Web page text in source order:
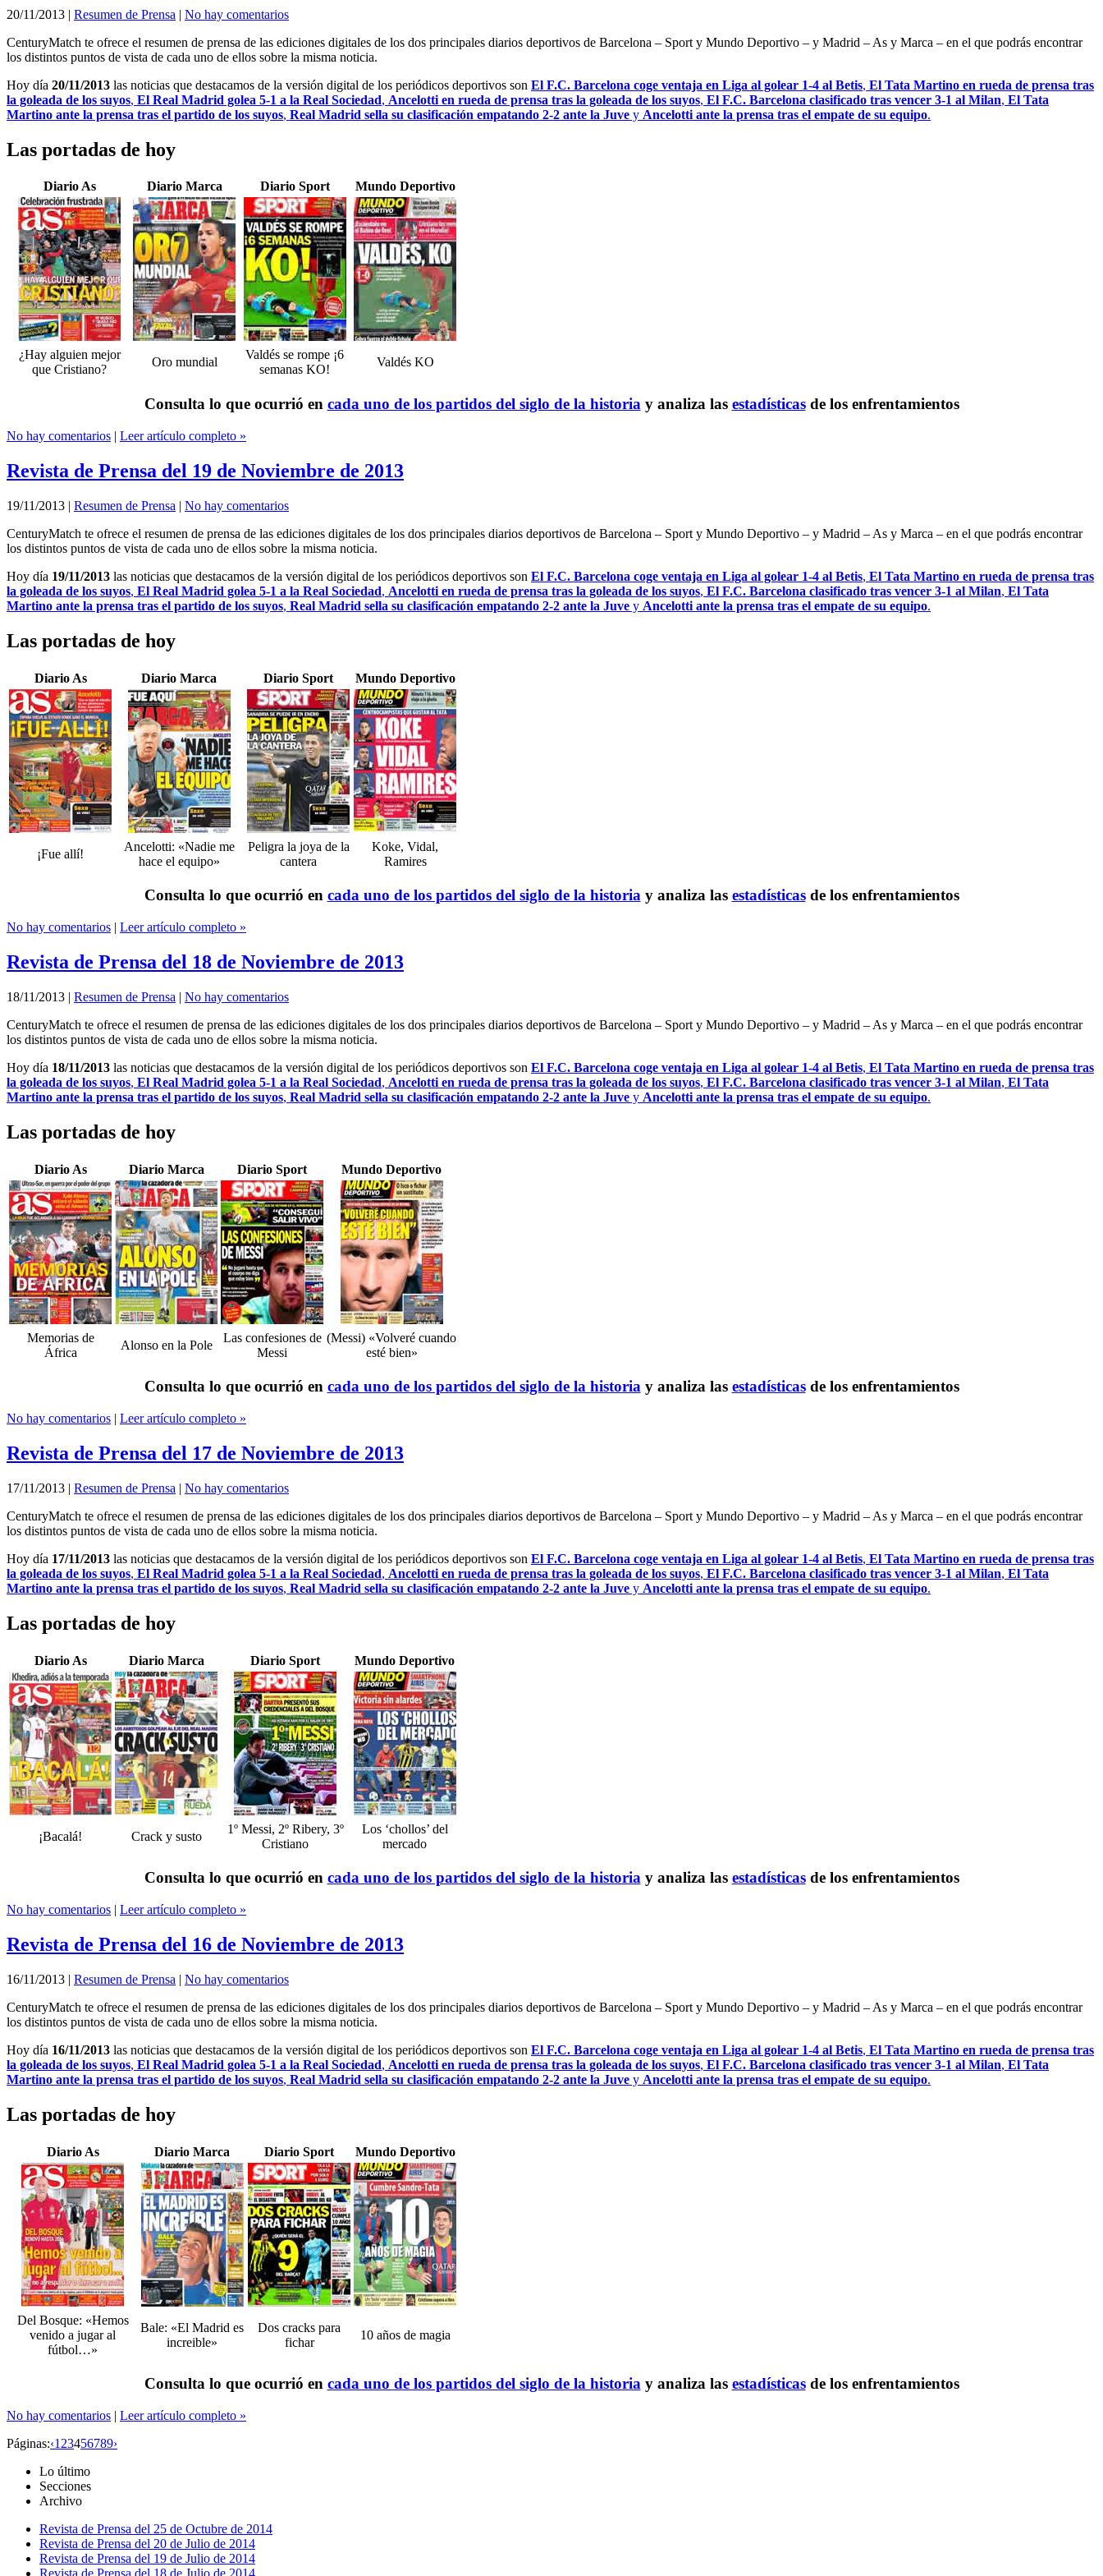
20/11/2013 | Resumen de Prensa | No hay comentarios
CenturyMatch te ofrece el resumen de prensa de las ediciones digitales de los dos principales diarios deportivos de Barcelona – Sport y Mundo Deportivo – y Madrid – As y Marca – en el que podrás encontrar
los distintos puntos de vista de cada uno de ellos sobre la misma noticia.
Hoy día 20/11/2013 las noticias que destacamos de la versión digital de los periódicos deportivos son El F.C. Barcelona coge ventaja en Liga al golear 1-4 al Betis, El Tata Martino en rueda de prensa tras
la goleada de los suyos, El Real Madrid golea 5-1 a la Real Sociedad, Ancelotti en rueda de prensa tras la goleada de los suyos, El F.C. Barcelona clasificado tras vencer 3-1 al Milan, El Tata
Martino ante la prensa tras el partido de los suyos, Real Madrid sella su clasificación empatando 2-2 ante la Juve y Ancelotti ante la prensa tras el empate de su equipo.
Las portadas de hoy
Diario As Diario Marca Diario Sport Mundo Deportivo
¿Hay alguien mejor
que Cristiano?
Oro mundial
Valdés se rompe ¡6
semanas KO!
Valdés KO
Consulta lo que ocurrió en cada uno de los partidos del siglo de la historia y analiza las estadísticasde los enfrentamientos
No hay comentarios | Leer artículo completo »
Revista de Prensa del 19 de Noviembre de 2013
19/11/2013 | Resumen de Prensa | No hay comentarios
CenturyMatch te ofrece el resumen de prensa de las ediciones digitales de los dos principales diarios deportivos de Barcelona – Sport y Mundo Deportivo – y Madrid – As y Marca – en el que podrás encontrar
los distintos puntos de vista de cada uno de ellos sobre la misma noticia.
Hoy día 19/11/2013 las noticias que destacamos de la versión digital de los periódicos deportivos son El F.C. Barcelona coge ventaja en Liga al golear 1-4 al Betis, El Tata Martino en rueda de prensa tras
la goleada de los suyos, El Real Madrid golea 5-1 a la Real Sociedad, Ancelotti en rueda de prensa tras la goleada de los suyos, El F.C. Barcelona clasificado tras vencer 3-1 al Milan, El Tata
Martino ante la prensa tras el partido de los suyos, Real Madrid sella su clasificación empatando 2-2 ante la Juve y Ancelotti ante la prensa tras el empate de su equipo.
Las portadas de hoy
Diario As Diario Marca Diario Sport Mundo Deportivo
¡Fue allí!
Ancelotti: «Nadie me
hace el equipo»
Peligra la joya de la
cantera
Koke, Vidal,
Ramires
Consulta lo que ocurrió en cada uno de los partidos del siglo de la historiay analiza las estadísticasde los enfrentamientos
No hay comentarios | Leer artículo completo »
Revista de Prensa del 18 de Noviembre de 2013
18/11/2013 | Resumen de Prensa | No hay comentarios
CenturyMatch te ofrece el resumen de prensa de las ediciones digitales de los dos principales diarios deportivos de Barcelona – Sport y Mundo Deportivo – y Madrid – As y Marca – en el que podrás encontrar
los distintos puntos de vista de cada uno de ellos sobre la misma noticia.
Hoy día 18/11/2013 las noticias que destacamos de la versión digital de los periódicos deportivos son El F.C. Barcelona coge ventaja en Liga al golear 1-4 al Betis, El Tata Martino en rueda de prensa tras
la goleada de los suyos, El Real Madrid golea 5-1 a la Real Sociedad, Ancelotti en rueda de prensa tras la goleada de los suyos, El F.C. Barcelona clasificado tras vencer 3-1 al Milan, El Tata
Martino ante la prensa tras el partido de los suyos, Real Madrid sella su clasificación empatando 2-2 ante la Juve y Ancelotti ante la prensa tras el empate de su equipo.
Las portadas de hoy
Diario As Diario Marca Diario Sport Mundo Deportivo
Memorias de
África
Alonso en la Pole
Las confesiones de
Messi
(Messi) «Volveré cuando
esté bien»
Consulta lo que ocurrió en cada uno de los partidos del siglo de la historiay analiza las estadísticasde los enfrentamientos
No hay comentarios | Leer artículo completo »
Revista de Prensa del 17 de Noviembre de 2013
17/11/2013 | Resumen de Prensa | No hay comentarios
CenturyMatch te ofrece el resumen de prensa de las ediciones digitales de los dos principales diarios deportivos de Barcelona – Sport y Mundo Deportivo – y Madrid – As y Marca – en el que podrás encontrar
los distintos puntos de vista de cada uno de ellos sobre la misma noticia.
Hoy día 17/11/2013 las noticias que destacamos de la versión digital de los periódicos deportivos son El F.C. Barcelona coge ventaja en Liga al golear 1-4 al Betis, El Tata Martino en rueda de prensa tras
la goleada de los suyos, El Real Madrid golea 5-1 a la Real Sociedad, Ancelotti en rueda de prensa tras la goleada de los suyos, El F.C. Barcelona clasificado tras vencer 3-1 al Milan, El Tata
Martino ante la prensa tras el partido de los suyos, Real Madrid sella su clasificación empatando 2-2 ante la Juve y Ancelotti ante la prensa tras el empate de su equipo.
Las portadas de hoy
Diario As Diario Marca Diario Sport Mundo Deportivo
¡Bacalá! Crack y susto
1º Messi, 2º Ribery, 3º
Cristiano
Los ‘chollos’ del
mercado
Consulta lo que ocurrió en cada uno de los partidos del siglo de la historiay analiza las estadísticasde los enfrentamientos
No hay comentarios | Leer artículo completo »
Revista de Prensa del 16 de Noviembre de 2013
16/11/2013 | Resumen de Prensa | No hay comentarios
CenturyMatch te ofrece el resumen de prensa de las ediciones digitales de los dos principales diarios deportivos de Barcelona – Sport y Mundo Deportivo – y Madrid – As y Marca – en el que podrás encontrar
los distintos puntos de vista de cada uno de ellos sobre la misma noticia.
Hoy día 16/11/2013 las noticias que destacamos de la versión digital de los periódicos deportivos son El F.C. Barcelona coge ventaja en Liga al golear 1-4 al Betis, El Tata Martino en rueda de prensa tras
la goleada de los suyos, El Real Madrid golea 5-1 a la Real Sociedad, Ancelotti en rueda de prensa tras la goleada de los suyos, El F.C. Barcelona clasificado tras vencer 3-1 al Milan, El Tata
Martino ante la prensa tras el partido de los suyos, Real Madrid sella su clasificación empatando 2-2 ante la Juve y Ancelotti ante la prensa tras el empate de su equipo.
Las portadas de hoy
Diario As Diario Marca Diario Sport Mundo Deportivo
Del Bosque: «Hemos
venido a jugar al
fútbol…»
Bale: «El Madrid es
increible»
Dos cracks para
fichar
10 años de magia
Consulta lo que ocurrió en cada uno de los partidos del siglo de la historiay analiza las estadísticasde los enfrentamientos
No hay comentarios | Leer artículo completo »
Páginas:‹1 23456789›
Lo último
Secciones
Archivo
Revista de Prensa del 25 de Octubre de 2014
Revista de Prensa del 20 de Julio de 2014
Revista de Prensa del 19 de Julio de 2014